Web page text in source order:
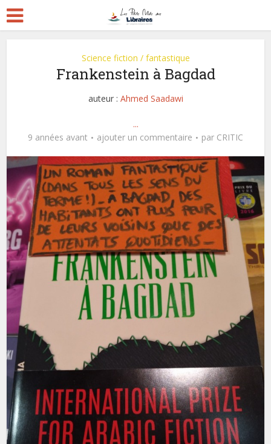
Science fiction / fantastique
Frankenstein à Bagdad
auteur : Ahmed Saadawi
...
9 années avant
ajouter un commentaire par CRITIC